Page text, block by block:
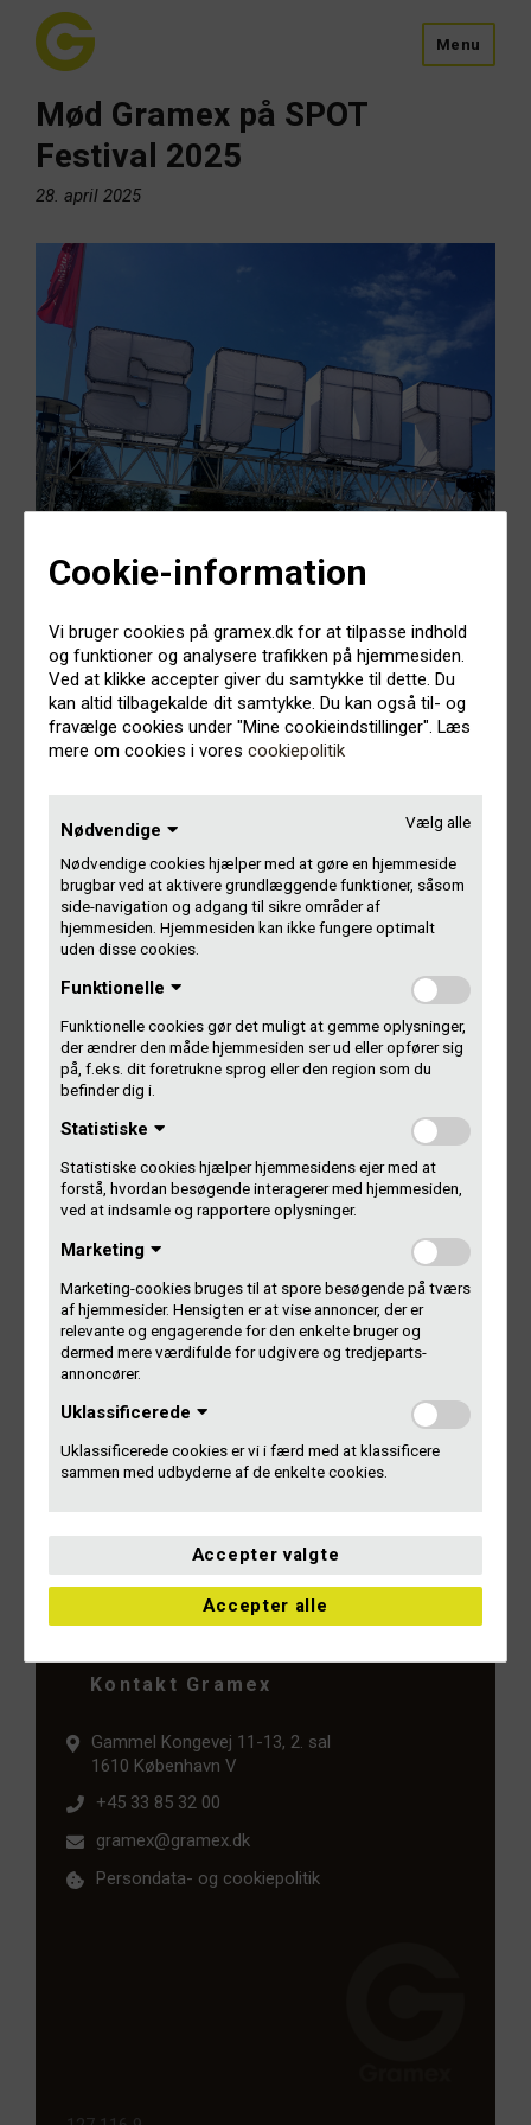
Menu
Cookie-information
Vi bruger cookies på gramex.dk for at tilpasse indhold
og funktioner og analysere trafikken på hjemmesiden.
Ved at klikke accepter giver du samtykke til dette. Du
kan altid tilbagekalde dit samtykke. Du kan også til- og
fravælge cookies under "Mine cookieindstillinger". Læs
mere om cookies i vores cookiepolitik
Vælg alle
Nødvendige
Nødvendige cookies hjælper med at gøre en hjemmeside
brugbar ved at aktivere grundlæggende funktioner, såsom
side-navigation og adgang til sikre områder af
hjemmesiden. Hjemmesiden kan ikke fungere optimalt
uden disse cookies.
Funktionelle
Funktionelle cookies gør det muligt at gemme oplysninger,
der ændrer den måde hjemmesiden ser ud eller opfører sig
på, f.eks. dit foretrukne sprog eller den region som du
befinder dig i.
Statistiske
Statistiske cookies hjælper hjemmesidens ejer med at
forstå, hvordan besøgende interagerer med hjemmesiden,
ved at indsamle og rapportere oplysninger.
Marketing
Marketing-cookies bruges til at spore besøgende på tværs
af hjemmesider. Hensigten er at vise annoncer, der er
relevante og engagerende for den enkelte bruger og
dermed mere værdifulde for udgivere og tredjeparts-
annoncører.
Uklassificerede
Uklassificerede cookies er vi i færd med at klassificere
sammen med udbyderne af de enkelte cookies.
Accepter valgte
Accepter alle
Mød Gramex på SPOT
Festival 2025
28. april 2025
Vi er selvfølgelig med, når musikbranchen samles i
I Gramex glæder vi os til at møde nye og gamle
medlemmer og kolleger i branchen og høre en masse ny
dansk musik på SPOT Festival sidst på ugen.
Er du også i Aarhus, og har du tid og lyst til at mødes, skal
til dig hurtigst muligt.
Vi ses måske i Aarhus?
God SPOT!
Læs mere
Tjek årets SPOT- og SPOT+-program
Indlægsnavigation
FORRIGE
Forrige
artikel:
Her er dit International Performer
Number
NÆSTE
Næste
Tilmelding til Gramex’
generalforsamling 28. maj 2025
Kontakt Gramex
Gammel Kongevej 11-13, 2. sal
1610 København V
+45 33 85 32 00
gramex@gramex.dk
Persondata- og cookiepolitik